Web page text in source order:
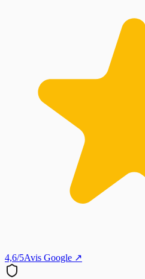
4,6/5Avis Google ↗